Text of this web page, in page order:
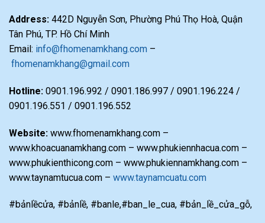
Address: 442D Nguyễn Sơn, Phường Phú Thọ Hoà, Quận
Tân Phú, TP. Hồ Chí Minh
Email: info@fhomenamkhang.com –
fhomenamkhang@gmail.com
Hotline: 0901.196.992 / 0901.186.997 / 0901.196.224 /
0901.196.551 / 0901.196.552
Website: www.fhomenamkhang.com –
www.khoacuanamkhang.com – www.phukiennhacua.com –
www.phukienthicong.com – www.phukiennamkhang.com –
www.taynamtucua.com – www.taynamcuatu.com
#bảnlềcửa, #bảnlề, #banle,#ban_le_cua, #bản_lề_cửa_gỗ,